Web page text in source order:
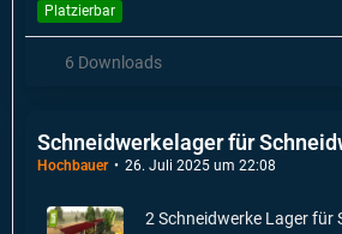
Platzierbar
6 Downloads
Schneidwerkelager für
Hochbauer 26. Juli 2025 um 22:08
2 Schneidwerke Lager für